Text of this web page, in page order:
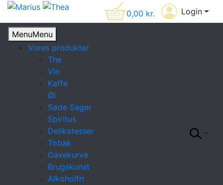
0,00 kr. Login
MenuMenu
Vores produkter
The
Vin
Kaffe
Øl
Søde Sager
Spiritus
Delikatesser
Tobak
Gavekurve
Brugskunst
Alkoholfri